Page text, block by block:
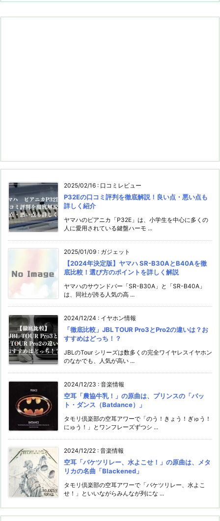
2025/02/16 : 口コミレビュー
P32Eの口コミ評判を徹底解説！良い点・悪い点も
詳しく紹介
ヤマハのピアニカ「P32E」は、小学生を中心に多くの
人に愛用されている鍵盤ハーモ ...
2025/01/09 : ガジェット
【2024年決定版】ヤマハ SR-B30AとB40Aを徹
底比較！選び方のポイントを詳しく解説
ヤマハのサウンドバー「SR-B30A」と「SR-B40A」
は、同社が誇る人気の高 ...
2024/12/24 : イヤホン情報
「徹底⽐較」JBL TOUR Pro3とPro2の違いは？お
すすめはどっち！？
JBLのTour シリーズは数多くの完全ワイヤレスイヤホン
のなかでも、人気が高い ...
2024/12/23 : 音楽情報
空耳「農協牛乳！」の原曲は、プリンスの「バッ
ト・ダンス（Batdance）」
タモリ倶楽部の空耳アワーで「のう！きょう！ぎゅう！
にゅう！」とワンフレーズずつシ ...
2024/12/22 : 音楽情報
空耳「バケツリレー、水よこせ！」の原曲は、メタ
リカの名曲「Blackened」
タモリ倶楽部の空耳アワーで「バケツリレー、水よこ
せ！」といいながらみんなが列にな ...